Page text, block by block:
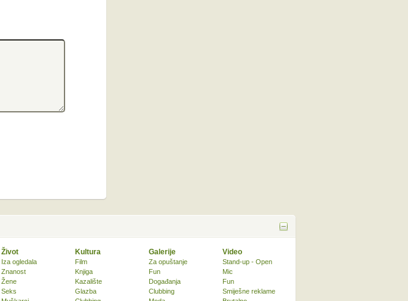
Život
Iza ogledala
Znanost
Žene
Seks
Kultura
Film
Knjiga
Kazalište
Glazba
Galerije
Za opuštanje
Fun
Događanja
Clubbing
Video
Stand-up - Open
Mic
Fun
Smiješne reklame